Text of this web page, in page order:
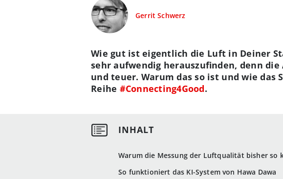
Gerrit Schwerz
Warum die Messung der Luftqualität bisher so
So funktioniert das KI-System von Hawa Dawa
Wie gut ist eigentlich die Luft in Deiner
sehr aufwendig herauszufinden, denn
und teuer. Warum das so ist und wie
Reihe #Connecting4Good.